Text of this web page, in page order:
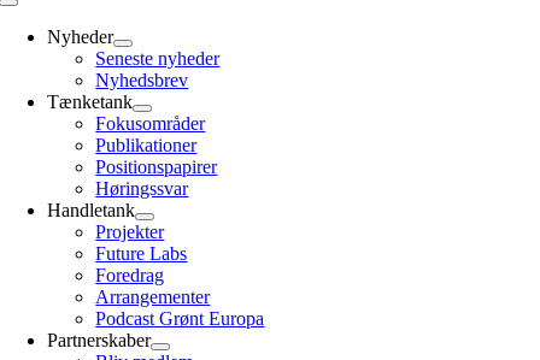
Toggle
NavigationNyheder
Seneste nyheder
Nyhedsbrev
Tænketank
Fokusområder
Publikationer
Positionspapirer
Høringssvar
Handletank
Projekter
Future Labs
Foredrag
Arrangementer
Podcast Grønt Europa
Partnerskaber